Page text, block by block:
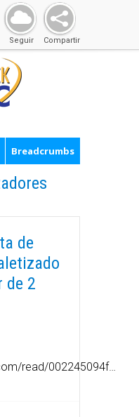
Compartir
Seguir
Breadcrumbs
de
de 2
read/002245094f…